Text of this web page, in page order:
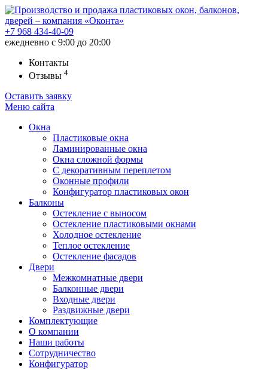
+7 968 434-40-09
ежедневно с 9:00 до 20:00
Контакты
Отзывы 4
Оставить заявку
Меню сайта
Окна
Пластиковые окна
Ламинированные окна
Окна сложной формы
С декоративным переплетом
Оконные профили
Конфигуратор пластиковых окон
Балконы
Остекление с выносом
Остекление пластиковыми окнами
Холодное остекление
Теплое остекление
Остекление фасадов
Двери
Межкомнатные двери
Балконные двери
Входные двери
Раздвижные двери
Комплектующие
О компании
Наши работы
Сотрудничество
Конфигуратор